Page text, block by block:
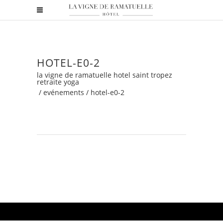
HOTEL-E0-2
la vigne de ramatuelle hotel saint tropez
retraite yoga
/ evénements / hotel-e0-2